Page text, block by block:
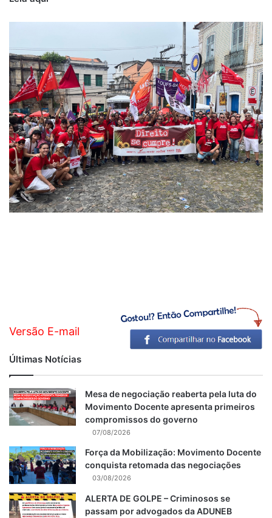
Versão E-mail
Últimas Notícias
Mesa de negociação reaberta pela luta do
Movimento Docente apresenta primeiros
compromissos do governo
07/08/2026
Força da Mobilização: Movimento Docente
conquista retomada das negociações
03/08/2026
ALERTA DE GOLPE – Criminosos se
passam por advogados da ADUNEB